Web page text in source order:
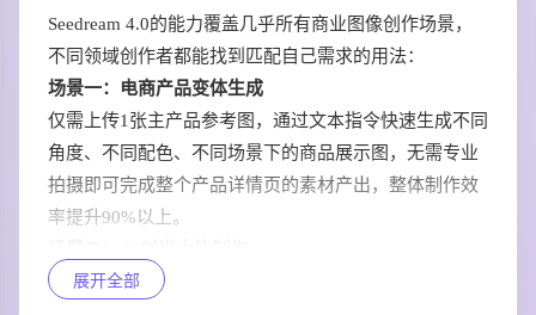
Seedream 4.0的能力覆盖几乎所有商业图像创作场景，
不同领域创作者都能找到匹配自己需求的用法：
场景一：电商产品变体生成
仅需上传1张主产品参考图，通过文本指令快速生成不同
角度、不同配色、不同场景下的商品展示图，无需专业
拍摄即可完成整个产品详情页的素材产出，整体制作效
率提升90%以上。
上传模特参考照，可直接生成不同穿搭、不同背景、不
展开全部